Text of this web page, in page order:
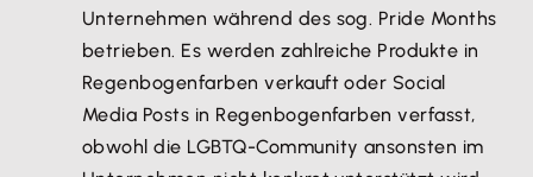
Unternehmen während des sog. Pride Months
betrieben. Es werden zahlreiche Produkte in
Regenbogenfarben verkauft oder Social
Media Posts in Regenbogenfarben verfasst,
obwohl die LGBTQ-Community ansonsten im